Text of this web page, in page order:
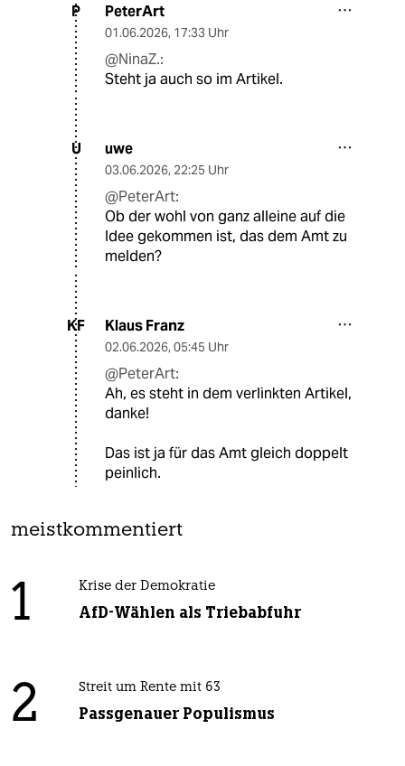
P PeterArt
01.06.2026, 17:33 Uhr
@NinaZ.:
Steht ja auch so im Artikel.
U uwe
03.06.2026, 22:25 Uhr
@PeterArt:
Ob der wohl von ganz alleine auf die
Idee gekommen ist, das dem Amt zu
melden?
KF Klaus Franz
02.06.2026, 05:45 Uhr
@PeterArt:
Ah, es steht in dem verlinkten Artikel,
danke!
Das ist ja für das Amt gleich doppelt
peinlich.
meistkommentiert
1 Krise der Demokratie
AfD-Wählen als Triebabfuhr
2 Streit um Rente mit 63
Passgenauer Populismus